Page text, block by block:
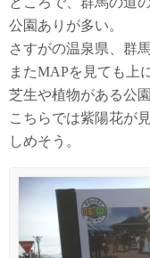
公園ありが多い。
さすがの温泉県、群馬
またMAPを見ても上
芝生や植物がある公
こちらでは紫陽花が
しめそう。